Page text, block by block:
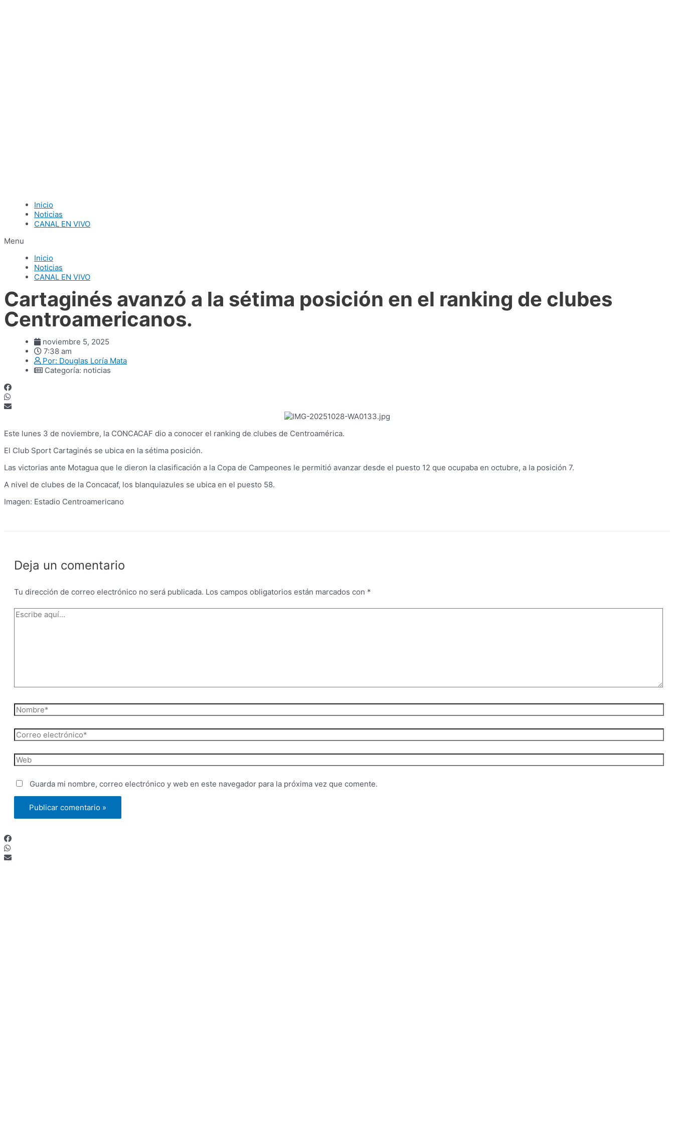
Inicio
Noticias
CANAL EN VIVO
Menu
Inicio
Noticias
CANAL EN VIVO
Cartaginés avanzó a la sétima posición en el ranking de clubes
Centroamericanos.
noviembre 5, 2025
7:38 am
Por: Douglas Loría Mata
Categoría: noticias
Este lunes 3 de noviembre, la CONCACAF dio a conocer el ranking de clubes de Centroamérica.
El Club Sport Cartaginés se ubica en la sétima posición.
Las victorias ante Motagua que le dieron la clasificación a la Copa de Campeones le permitió avanzar desde el puesto 12 que ocupaba en octubre, a la posición 7.
A nivel de clubes de la Concacaf, los blanquiazules se ubica en el puesto 58.
Imagen: Estadio Centroamericano
Deja un comentario
Tu dirección de correo electrónico no será publicada. Los campos obligatorios están marcados con *
Escribe
Nombre*
Correo
electrónico*
Web
Guarda mi nombre, correo electrónico y web en este navegador para la próxima vez que comente.